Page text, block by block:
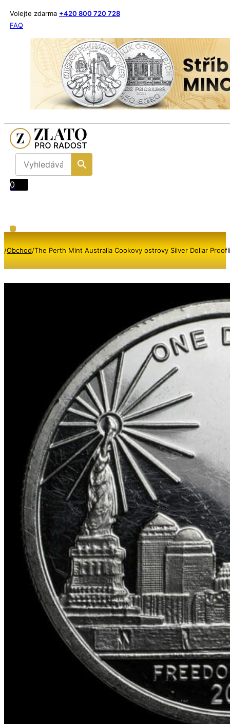
Volejte zdarma +420 800 720 728
FAQ
0
/Obchod/The Perth Mint Australia Cookovy ostrovy Silver Dollar